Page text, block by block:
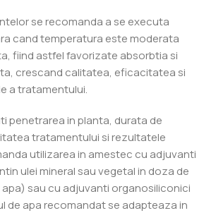
se recomanda a se executa
cand temperatura este moderata
fiind astfel favorizate absorbtia si
crescand calitatea, eficacitatea si
a tratamentului.
penetrarea in planta, durata de
tratamentului si rezultatele
utilizarea in amestec cu adjuvanti
ulei mineral sau vegetal in doza de
apa) sau cu adjuvanti organosiliconici
de apa recomandat se adapteaza in